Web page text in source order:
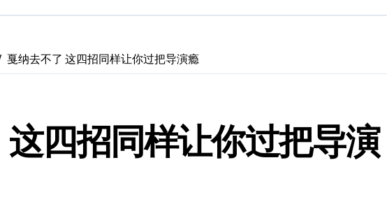
美学新标杆！
拍秒变焦点！
戛纳去不了 这四招同样让你过把导演瘾
四招同样让你过把导演